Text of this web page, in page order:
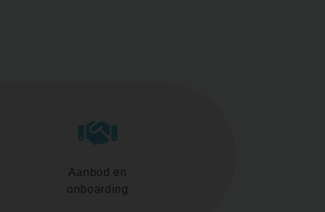
Aanbod en
onboarding